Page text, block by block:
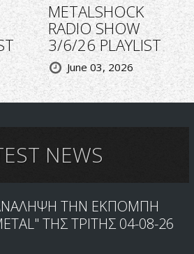
METALSHOCK
RADIO SHOW
3/6/26 PLAYLIST
June 03, 2026
NEWS
ΤΗΝ ΕΚΠΟΜΠΗ
ΤΗΣ ΤΡΙΤΗΣ 04-08-26